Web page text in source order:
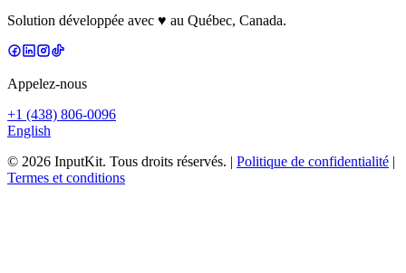
Solution développée avec ♥ au Québec, Canada.
Appelez-nous
+1 (438) 806-0096
English
© 2026 InputKit. Tous droits réservés. | Politique de confidentialité |
Termes et conditions